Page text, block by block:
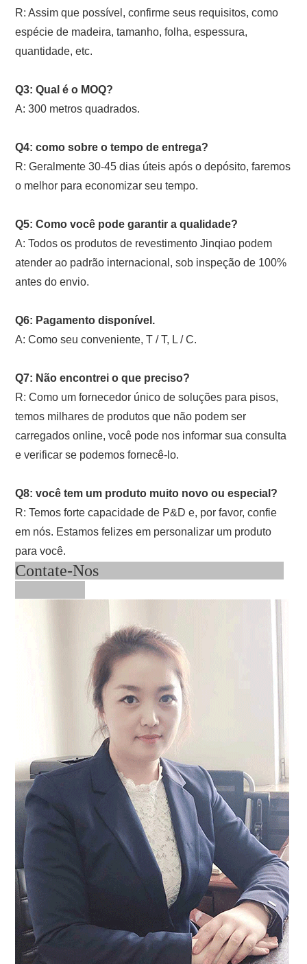
R: Assim que possível, confirme seus requisitos, como
espécie de madeira, tamanho, folha, espessura,
quantidade, etc.
Q3: Qual é o MOQ?
A: 300 metros quadrados.
Q4: como sobre o tempo de entrega?
R: Geralmente 30-45 dias úteis após o depósito, faremos
o melhor para economizar seu tempo.
Q5: Como você pode garantir a qualidade?
A: Todos os produtos de revestimento Jinqiao podem
atender ao padrão internacional, sob inspeção de 100%
antes do envio.
Q6: Pagamento disponível.
A: Como seu conveniente, T / T, L / C.
Q7: Não encontrei o que preciso?
R: Como um fornecedor único de soluções para pisos,
temos milhares de produtos que não podem ser
carregados online, você pode nos informar sua consulta
e verificar se podemos fornecê-lo.
Q8: você tem um produto muito novo ou especial?
R: Temos forte capacidade de P&D e, por favor, confie
em nós. Estamos felizes em personalizar um produto
para você.
Contate-Nos